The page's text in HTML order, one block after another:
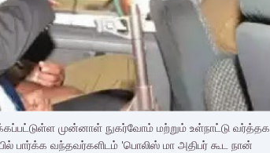
முன்னாள் நுகர்வோம் மற்றும் உள்நாட்டு வர்த்தக
வந்தவர்களிடம் 'பொலிஸ் மா அதிபர் கூட நான்